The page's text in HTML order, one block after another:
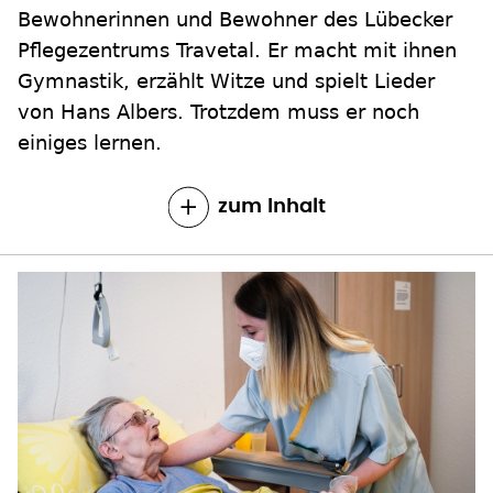
Bewohnerinnen und Bewohner des Lübecker
Pflegezentrums Travetal. Er macht mit ihnen
Gymnastik, erzählt Witze und spielt Lieder
von Hans Albers. Trotzdem muss er noch
einiges lernen.
zum Inhalt